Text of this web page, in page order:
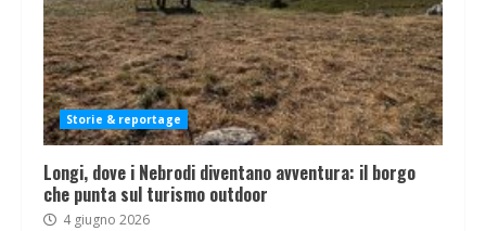
Storie & reportage
Longi, dove i Nebrodi diventano avventura: il borgo
che punta sul turismo outdoor
4 giugno 2026